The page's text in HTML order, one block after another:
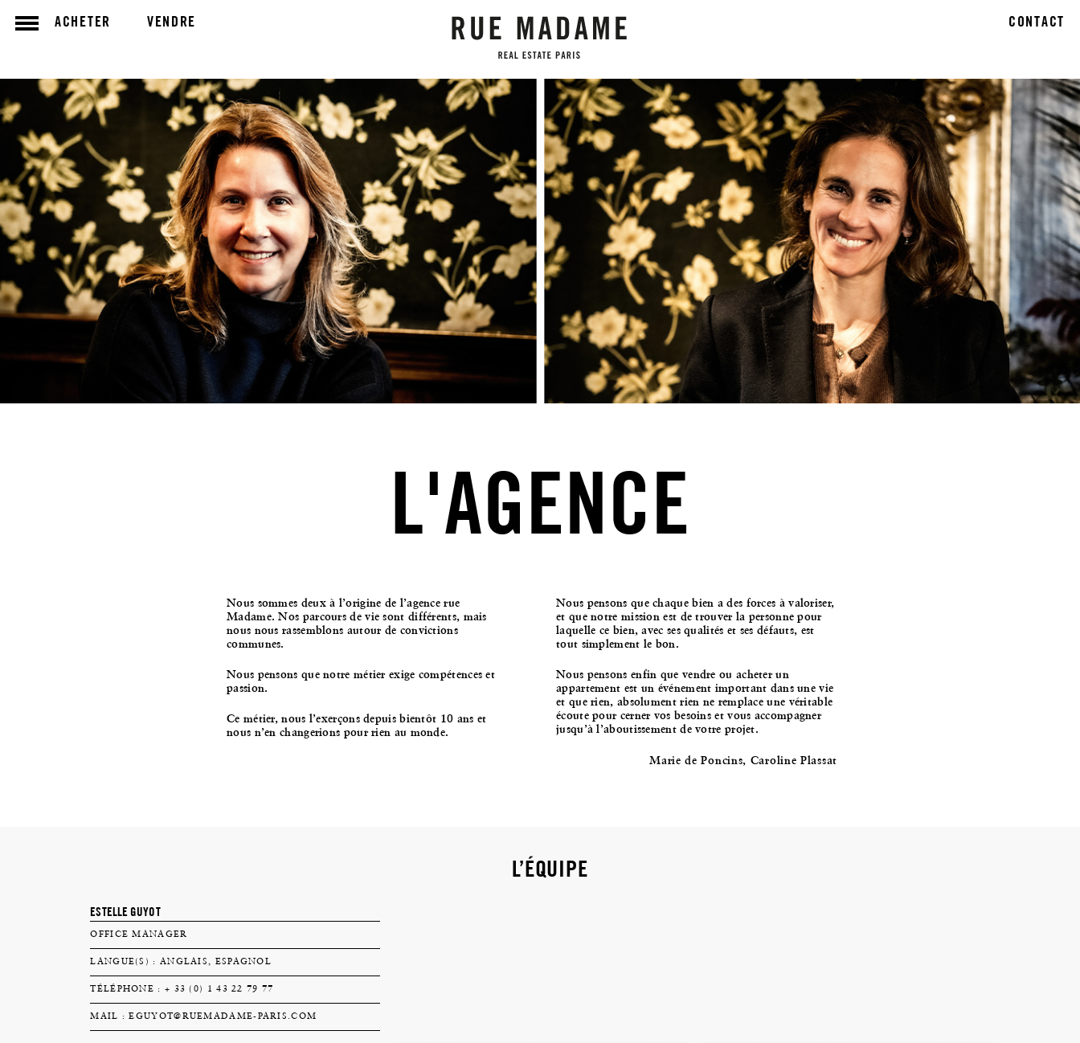
ACHETER VENDRE CONTACT
L'AGENCE
Nous sommes deux à l’origine de l’agence rue
Madame. Nos parcours de vie sont différents, mais
nous nous rassemblons autour de convictions
communes.
Nous pensons que notre métier exige compétences et
passion.
Ce métier, nous l’exerçons depuis bientôt 10 ans et
nous n’en changerions pour rien au monde.
Nous pensons que chaque bien a des forces à valoriser,
et que notre mission est de trouver la personne pour
laquelle ce bien, avec ses qualités et ses défauts, est
tout simplement le bon.
Nous pensons enfin que vendre ou acheter un
appartement est un événement important dans une vie
et que rien, absolument rien ne remplace une véritable
écoute pour cerner vos besoins et vous accompagner
jusqu’à l’aboutissement de votre projet.
Marie de Poncins, Caroline Plassat
L’ÉQUIPE
ESTELLE GUYOT
OFFICE MANAGER
LANGUE(S) : ANGLAIS, ESPAGNOL
TÉLÉPHONE : + 33 (0) 1 43 22 79 77
MAIL :EGUYOT@RUEMADAME-PARIS.COM